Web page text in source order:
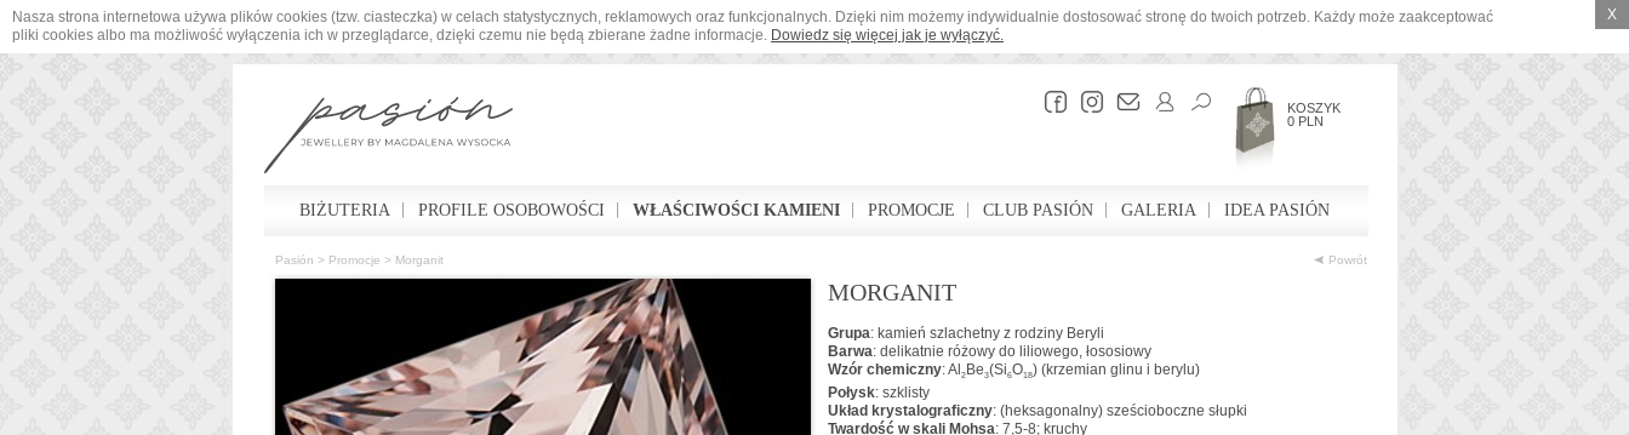
Nasza strona internetowa używa plików cookies (tzw. ciasteczka) w celach statystycznych, reklamowych oraz funkcjonalnych. Dzięki nim możemy indywidualnie dostosować stronę do twoich potrzeb. Każdy może zaakceptować
pliki cookies albo ma możliwość wyłączenia ich w przeglądarce, dzięki czemu nie będą zbierane żadne informacje. Dowiedz się więcej jak je wyłączyć.
X
BIŻUTERIA PROFILE OSOBOWOŚCI WŁAŚCIWOŚCI KAMIENI PROMOCJE CLUB PASIÓN GALERIA IDEA PASIÓN
KOSZYK
0 PLN
Pasión > Promocje > Morganit Powrót
MORGANIT
Grupa: kamień szlachetny z rodziny Beryli
Barwa: delikatnie różowy do liliowego, łososiowy
Wzór chemiczny: Al 2Be3(Si6O18)(krzemian glinu i berylu)
Połysk: szklisty
Układ krystalograficzny: (heksagonalny) sześcioboczne słupki
Twardość w skali Mohsa: 7,5-8; kruchy